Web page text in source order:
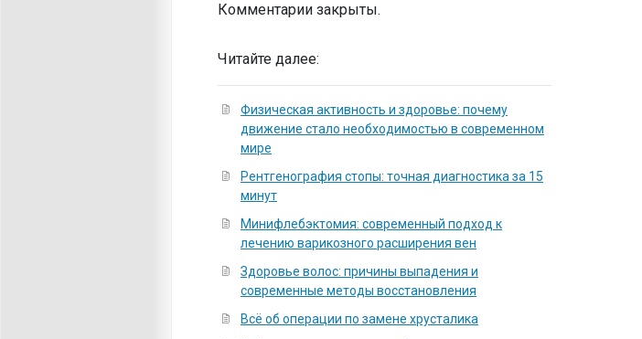
Комментарии закрыты.
Читайте далее:
Физическая активность и здоровье: почему
движение стало необходимостью в современном
мире
Рентгенография стопы: точная диагностика за 15
минут
Минифлебэктомия: современный подход к
лечению варикозного расширения вен
Здоровье волос: причины выпадения и
современные методы восстановления
Всё об операции по замене хрусталика